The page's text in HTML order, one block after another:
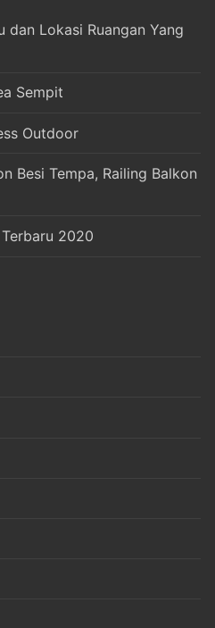
dan Lokasi Ruangan Yang
Sempit
Outdoor
Besi Tempa, Railing Balkon
2020